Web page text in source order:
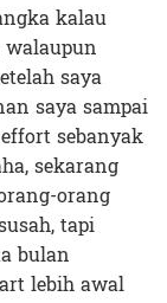
kalau
walaupun
saya
saya sampai
sebanyak
sekarang
orang
tapi
bulan
lebih awal